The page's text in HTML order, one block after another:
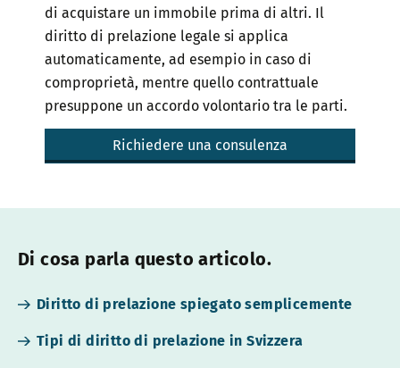
di acquistare un immobile prima di altri. Il
diritto di prelazione legale si applica
automaticamente, ad esempio in caso di
comproprietà, mentre quello contrattuale
presuppone un accordo volontario tra le parti.
Richiedere una consulenza
Di cosa parla questo articolo.
Diritto di prelazione spiegato semplicemente
Tipi di diritto di prelazione in Svizzera